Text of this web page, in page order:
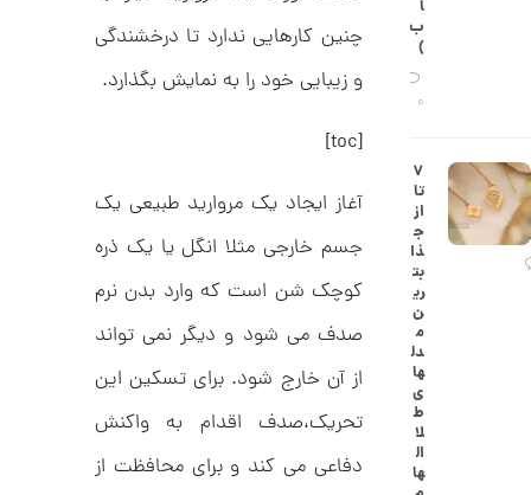
چنین کارهایی ندارد تا درخشندگی
و زیبایی خود را به نمایش بگذارد.
[toc]
آغاز ایجاد یک مروارید طبیعی یک
جسم خارجی مثلا انگل یا یک ذره
کوچک شن است که وارد بدن نرم
صدف می شود و دیگر نمی تواند
از آن خارج شود. برای تسکین این
تحریک،صدف اقدام به واکنش
دفاعی می کند و برای محافظت از
ا
ب
)
0
۷
تا
از
ج
ذا
بت
ری
ن
م
دل
ها
ی
ط
لا
ال
ها
ر
ح
ش
ع
ی
ک
د
C
R
8
8
9
ا
ا
ن
گ
ش
ت
ر
ط
ل
ا
ط
ر
ک
ا
ر
ت
1
1
3
,
7
0
3
,